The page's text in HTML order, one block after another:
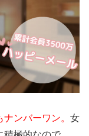
ンバーワン。 女